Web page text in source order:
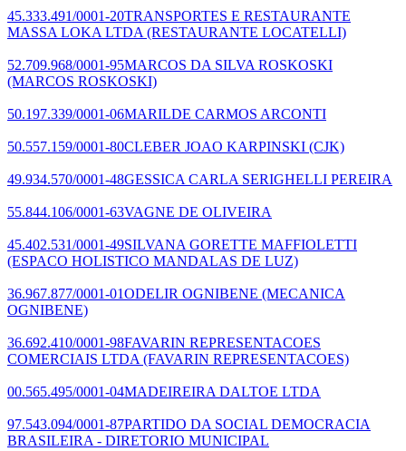
45.333.491/0001-20TRANSPORTES E RESTAURANTE
MASSA LOKA LTDA (RESTAURANTE LOCATELLI)
52.709.968/0001-95MARCOS DA SILVA ROSKOSKI
(MARCOS ROSKOSKI)
50.197.339/0001-06MARILDE CARMOS ARCONTI
50.557.159/0001-80CLEBER JOAO KARPINSKI (CJK)
49.934.570/0001-48GESSICA CARLA SERIGHELLI PEREIRA
55.844.106/0001-63VAGNE DE OLIVEIRA
45.402.531/0001-49SILVANA GORETTE MAFFIOLETTI
(ESPACO HOLISTICO MANDALAS DE LUZ)
36.967.877/0001-01ODELIR OGNIBENE (MECANICA
OGNIBENE)
36.692.410/0001-98FAVARIN REPRESENTACOES
COMERCIAIS LTDA (FAVARIN REPRESENTACOES)
00.565.495/0001-04MADEIREIRA DALTOE LTDA
97.543.094/0001-87PARTIDO DA SOCIAL DEMOCRACIA
BRASILEIRA - DIRETORIO MUNICIPAL